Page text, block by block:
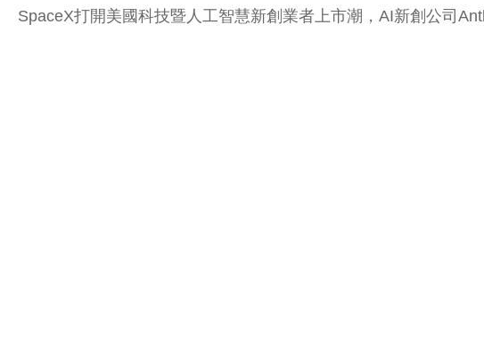
SpaceX打開美國科技暨人工智慧新創業者上市潮，AI新創公司